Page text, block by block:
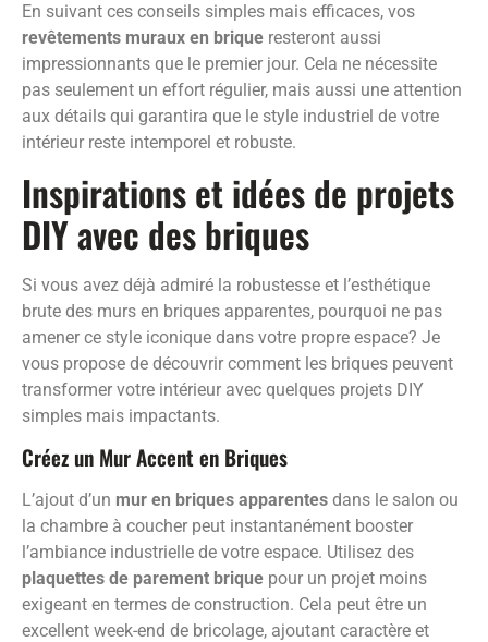
En suivant ces conseils simples mais efficaces, vos
revêtements muraux en brique resteront aussi
impressionnants que le premier jour. Cela ne nécessite
pas seulement un effort régulier, mais aussi une attention
aux détails qui garantira que le style industriel de votre
intérieur reste intemporel et robuste.
Inspirations et idées de projets
DIY avec des briques
Si vous avez déjà admiré la robustesse et l’esthétique
brute des murs en briques apparentes, pourquoi ne pas
amener ce style iconique dans votre propre espace? Je
vous propose de découvrir comment les briques peuvent
transformer votre intérieur avec quelques projets DIY
simples mais impactants.
Créez un Mur Accent en Briques
L’ajout d’un mur en briques apparentes dans le salon ou
la chambre à coucher peut instantanément booster
l’ambiance industrielle de votre espace. Utilisez des
plaquettes de parement brique pour un projet moins
exigeant en termes de construction. Cela peut être un
excellent week-end de bricolage, ajoutant caractère et